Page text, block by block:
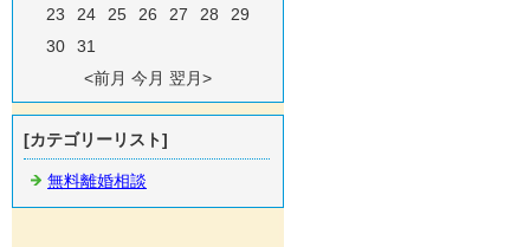
23
24 25 26 27 28
29
30
31
<前月 今月 翌月>
[カテゴリーリスト]
無料離婚相談